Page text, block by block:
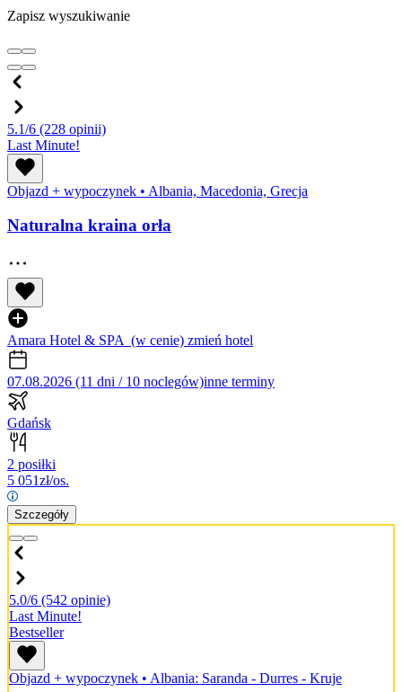
Zapisz wyszukiwanie
5.1/6 (228 opinii)
Last Minute!
Objazd + wypoczynek • Albania, Macedonia, Grecja
Naturalna kraina orła
Amara Hotel & SPA (w cenie) zmień hotel
07.08.2026 (11 dni / 10 noclegów)inne terminy
Gdańsk
2 posiłki
5 051zł/os.
Szczegóły
5.0/6 (542 opinie)
Last Minute!
Bestseller
Objazd + wypoczynek • Albania: Saranda - Durres - Kruje